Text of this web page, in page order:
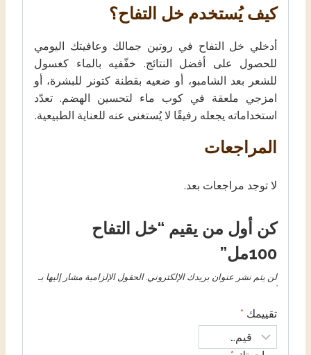
كيف يُستخدم خل التفاح؟
أدخلي خل التفاح في روتين جمالك وعافيتك اليومي
للحصول على أفضل النتائج. خفّفيه بالماء كغسول
للشعر بعد الشامبو، أو ضعيه بقطنة كتونر للبشرة، أو
امزجي ملعقة في كوب ماء لتحسين الهضم. تعدّد
استخداماته يجعله رفيقًا لا يُستغنى عنه للعناية الطبيعية.
المراجعات
لا توجد مراجعات بعد.
كن أول من يقيم “خل التفاح
100مل”
لن يتم نشر عنوان بريدك الإلكتروني. الحقول الإلزامية مشار إليها بـ
*
تقييمك *